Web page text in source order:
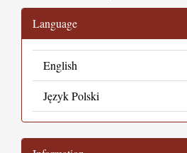
Language
English
Język Polski